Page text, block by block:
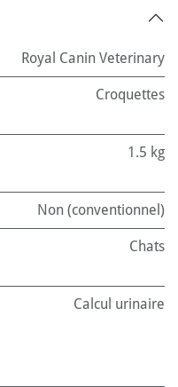
Royal Canin Veterinary
Croquettes
1.5 kg
Non (conventionnel)
Chats
Calcul urinaire